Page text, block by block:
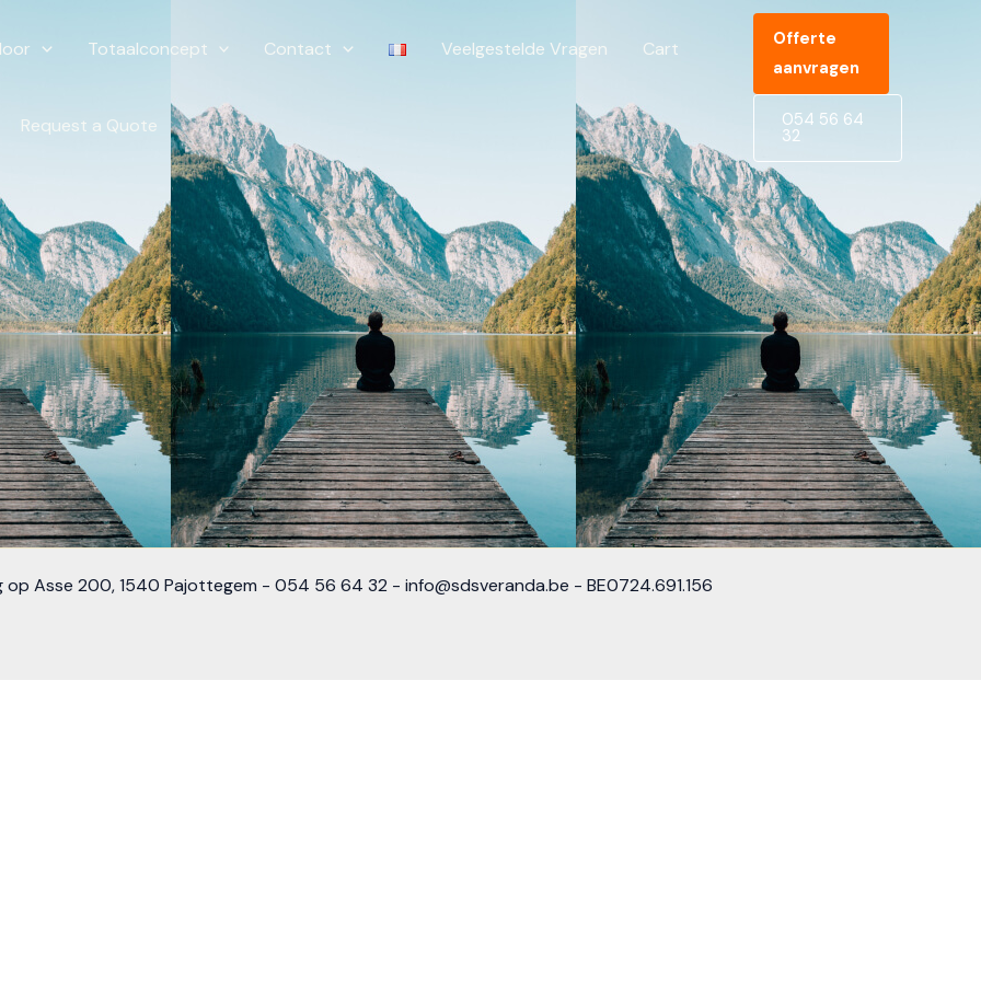
Totaalconcept Contact Veelgestelde Vragen Cart
Request a Quote
Offerte
aanvragen
054 56 64
32
op Asse 200, 1540 Pajottegem - 054 56 64 32 - info@sdsveranda.be - BE0724.691.156